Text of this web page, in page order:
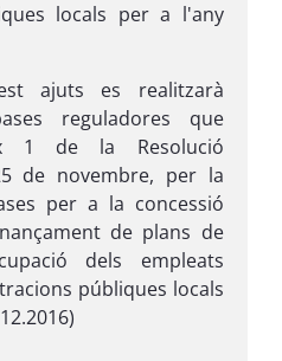
locals per a l'any
ajuts es realitzarà
reguladores que
1 de la Resolució
de novembre, per la
per a la concessió
de plans de
dels empleats
públiques locals